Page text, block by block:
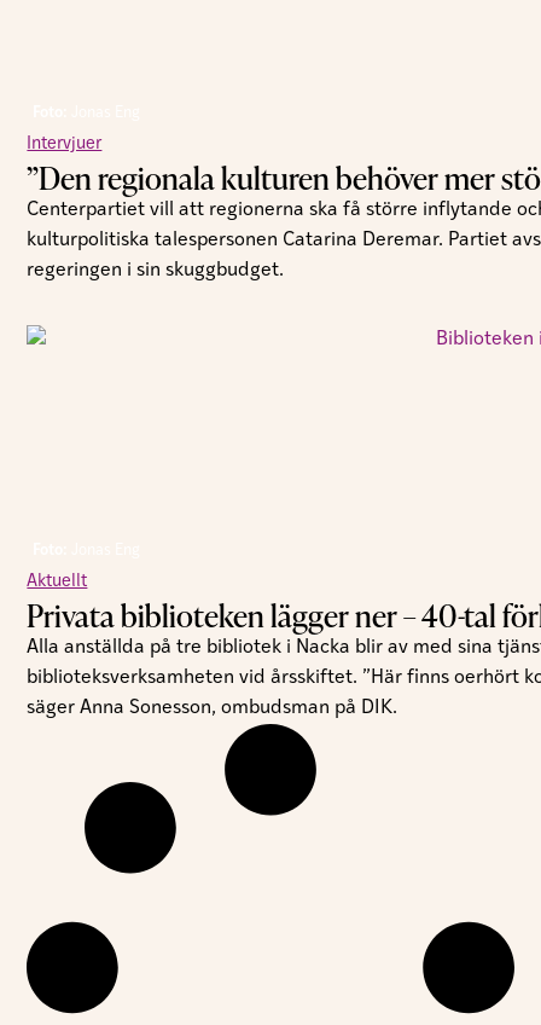
Intervjuer
”Den regionala kulturen behöver mer
Centerpartiet vill att regionerna ska få större inflytande
kulturpolitiska talespersonen Catarina Deremar. Partiet
regeringen i sin skuggbudget.
Aktuellt
Privata biblioteken lägger ner – 40-tal
Alla anställda på tre bibliotek i Nacka blir av med sina
biblioteksverksamheten vid årsskiftet. ”Här finns oerhört
säger Anna Sonesson, ombudsman på DIK.